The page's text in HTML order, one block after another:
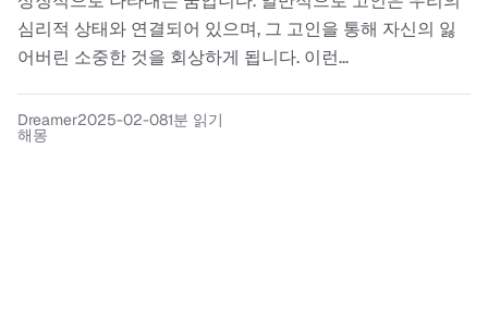
심리적 상태와 연결되어 있으며, 그 고인을 통해 자신의 잃
어버린 소중한 것을 회상하게 됩니다. 이런...
Dreamer2025-02-081분 읽기
해몽